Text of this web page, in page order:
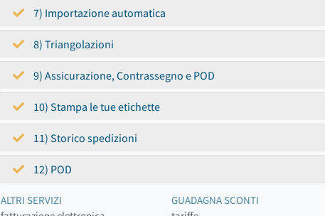
7) Importazione automatica
8) Triangolazioni
9) Assicurazione, Contrassegno e POD
10) Stampa le tue etichette
11) Storico spedizioni
12) POD
ALTRI SERVIZI
GUADAGNA SCONTI